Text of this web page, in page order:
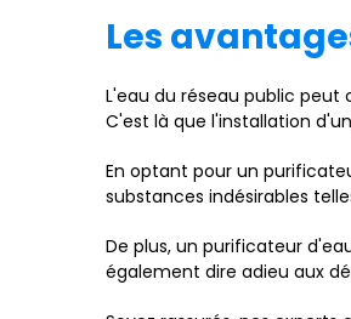
Les
L'eau du réseau public
C'est là que l'installation
En optant pour un
substances indésirables
De plus, un purificateur
également dire adieu aux